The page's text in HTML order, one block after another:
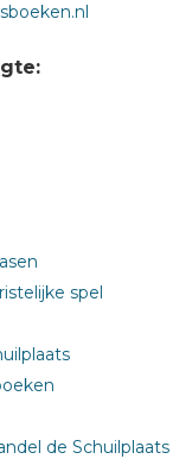
spel
de Schuilplaats